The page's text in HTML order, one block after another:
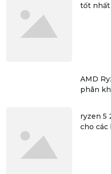
tốt nhất
AMD
phân
ryzen 5
cho các